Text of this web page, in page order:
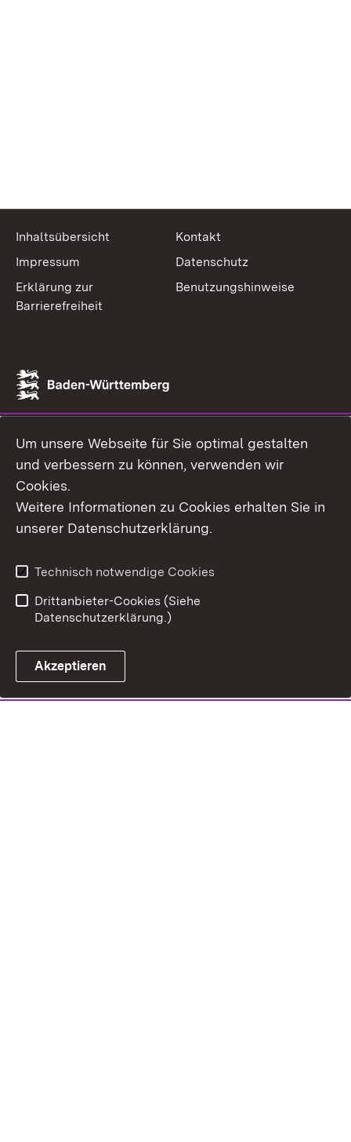
Inhaltsübersicht
Kontakt
Impressum
Datenschutz
Erklärung zur
Barrierefreiheit
Benutzungshinweise
Um unsere Webseite für Sie optimal gestalten
und verbessern zu können, verwenden wir
Cookies.
Weitere Informationen zu Cookies erhalten Sie in
unserer Datenschutzerklärung.
Technisch notwendige Cookies
Drittanbieter-Cookies (Siehe
Datenschutzerklärung.)
Akzeptieren